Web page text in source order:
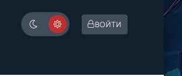
ВОЙТИ